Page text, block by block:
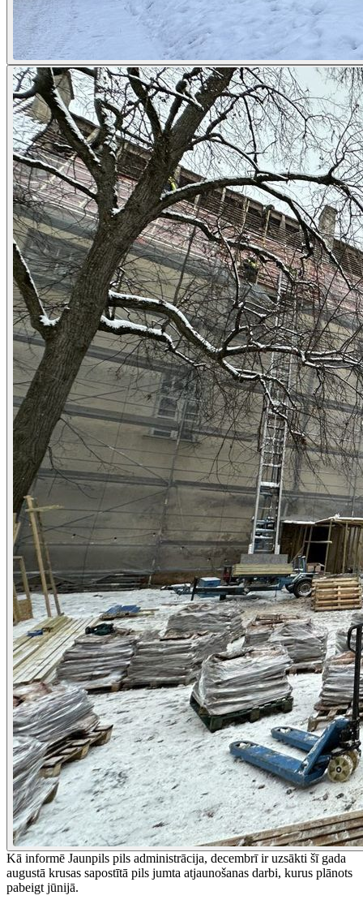
Kā informē Jaunpils pils administrācija, decembrī ir uzsākti šī gada
augustā krusas sapostītā pils jumta atjaunošanas darbi, kurus plānots
pabeigt jūnijā.